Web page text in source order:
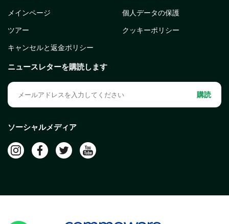
メインページ
ツアー
キャンセルと返金ポリシー
個人データの保護
クッキーポリシー
ニュースレターを購読します
購読
ソーシャルメディア